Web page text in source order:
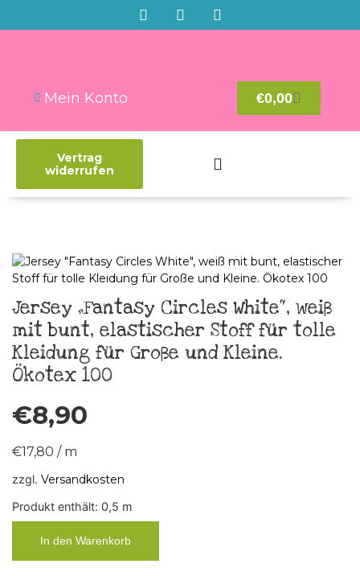
Mein Konto €0,00
Vertrag
widerrufen
Jersey „Fantasy Circles White“, weiß
mit bunt, elastischer Stoff für tolle
Kleidung für Große und Kleine.
Ökotex 100
€8,90
€17,80 / m
zzgl. Versandkosten
Produkt enthält: 0,5 m
In den Warenkorb